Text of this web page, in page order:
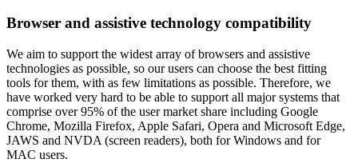
Browser and assistive technology compatibility
We aim to support the widest array of browsers and assistive
technologies as possible, so our users can choose the best fitting
tools for them, with as few limitations as possible. Therefore, we
have worked very hard to be able to support all major systems that
comprise over 95% of the user market share including Google
Chrome, Mozilla Firefox, Apple Safari, Opera and Microsoft Edge,
JAWS and NVDA (screen readers), both for Windows and for
MAC users.